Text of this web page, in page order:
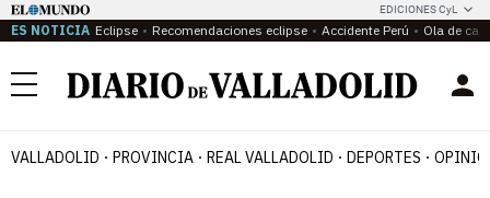
EDICIONES CyL
ES NOTICIA Eclipse Recomendaciones eclipse Accidente Perú Ola de
Menú
VALLADOLID PROVINCIA REAL VALLADOLID DEPORTES